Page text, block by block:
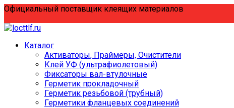
Перейти
содержанию
Официальный поставщик клеящих материалов
Каталог
Активаторы, Праймеры, Очистители
Клей УФ (ультрафиолетовый)
Фиксаторы вал-втулочные
Герметик прокладочный
Герметик резьбовой (трубный)
Герметики фланцевых соединений